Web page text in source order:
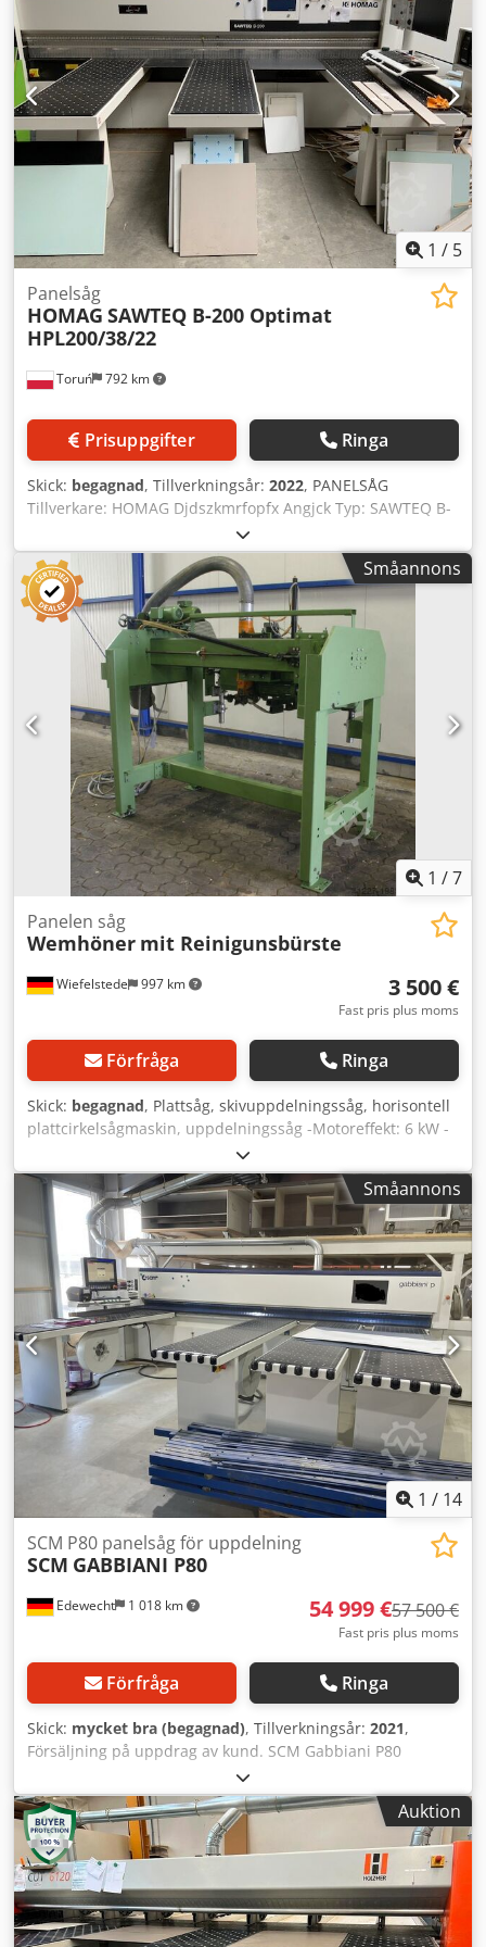
utförs av säljaren.
1 / 5
Toruń 792 km
Panelsåg
HOMAG SAWTEQ B-200 Optimat
HPL200/38/22
Prisuppgifter Ringa
Skick: begagnad, Tillverkningsår: 2022, PANELSÅG
Tillverkare: HOMAG Djdszkmrfopfx Angjck Typ: SAWTEQ B-
200 Optimat HPL200/38/22 År 2022 Med
lastningsanordning
Småannons
1 /7
Wiefelstede 997 km
Panelen såg
Wemhöner mit Reinigunsbürste
3 500 €
Fast pris plus moms
Förfråga Ringa
Skick: begagnad, Plattsåg, skivuppdelningssåg, horisontell
plattcirkelsågmaskin, uppdelningssåg -Motoreffekt: 6 kW -
Varvtal: 2880 varv/min -Max sågbladsdiameter: 340 mm -
Skärhöjd: 100 mm -Sågmotorn sidoförskjutbar på
svalorstjärtstyrning: ca 1000 mm -Sågmotorn höjdjusterbar
pneumatiskt -med rengöringsborste: 1000 mm bred -
Maximal ämnesbredd: 1700 mm -Mått: 2200/1500/H2100
mm Dedpsb R Addefx Angsck -Vikt: 1220 kg
Småannons
1 / 14
Edewecht 1 018 km
SCM P80 panelsåg för uppdelning
SCM GABBIANI P80
54 999 €57 500 €
Fast pris plus moms
Förfråga Ringa
Skick: mycket bra (begagnad), Tillverkningsår: 2021,
Försäljning på uppdrag av kund. SCM Gabbiani P80
formatsåg – årsmodell 2021 – 4300 x 4300 mm Till salu är
en toppmodern formatsåg SCM Gabbiani P80 från 2021 i
mycket välskött skick. Maskinen har använts i pågående
snickeriproduktion och imponerar med sin precision,
hastighet och höga driftsäkerhet i daglig användning.
Tekniska data: Snittlängd: 4300 mm Snittbredd: 4300 mm
(stor modell) Snitthöjd / Bladöverstånd: 80 mm
Huvudsågblad diameter: Ø 340–370 mm Försågsblad
Auktion